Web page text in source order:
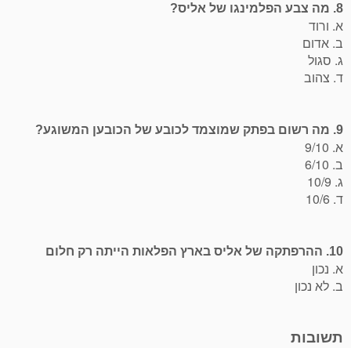
8. מה צבע הפלמינגו של אליס?
א. ורוד
ב. אדום
ג. סגול
ד. צהוב
9. מה רשום בפתק שמוצמד לכובע של הכובען המשוגע?
א. 9/10
ב. 6/10
ג. 10/9
ד. 10/6
10. ההרפתקה של אליס בארץ הפלאות הייתה רק חלום
א. נכון
ב. לא נכון
תשובות